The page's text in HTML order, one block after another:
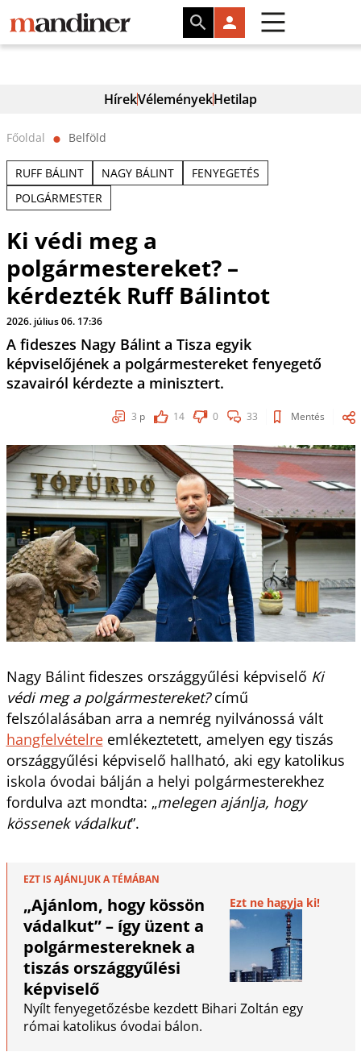
HírekVéleményekHetilap
Főoldal ⬤ Belföld
RUFF BÁLINT NAGY BÁLINT
FENYEGETÉS
POLGÁRMESTER
Ki védi meg a
polgármestereket? –
kérdezték Ruff Bálintot
2026. július 06. 17:36
A fideszes Nagy Bálint a Tisza egyik
képviselőjének a polgármestereket fenyegető
szavairól kérdezte a minisztert.
3 p 14 0 33 Mentés
Nagy Bálint fideszes országgyűlési képviselő Ki
védi meg a polgármestereket?című
felszólalásában arra a nemrég nyilvánossá vált
hangfelvételreemlékeztetett, amelyen egy tiszás
országgyűlési képviselő hallható, aki egy katolikus
iskola óvodai bálján a helyi polgármesterekhez
fordulva azt mondta: „melegen ajánlja, hogy
kössenek vádalkut”.
EZT IS AJÁNLJUK A TÉMÁBAN
„Ajánlom, hogy kössön
vádalkut” – így üzent a
polgármestereknek a
tiszás országgyűlési
képviselő
Ezt ne hagyja ki!
Nyílt fenyegetőzésbe kezdett Bihari Zoltán egy
római katolikus óvodai bálon.